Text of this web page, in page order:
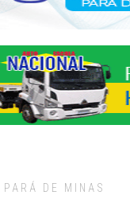
PARÁ DE MINAS